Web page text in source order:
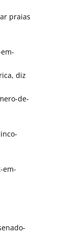
praias
diz
de-
em-